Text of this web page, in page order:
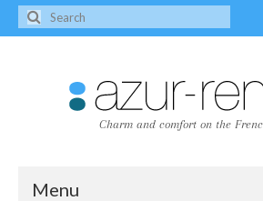
Charm and comfort on the
Menu